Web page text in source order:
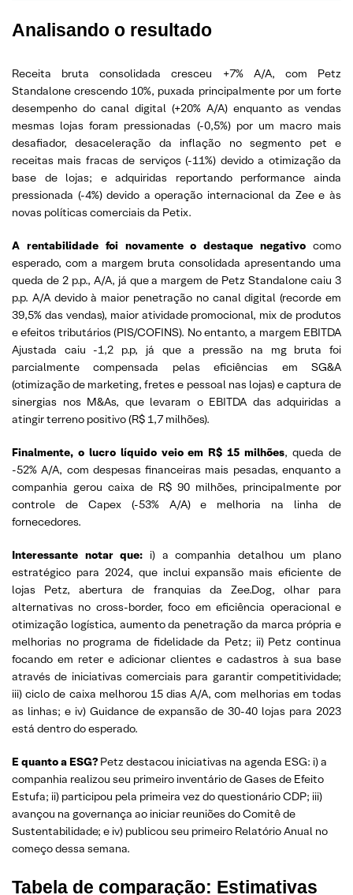
Analisando o resultado
Receita bruta consolidada cresceu +7% A/A, com Petz
Standalone crescendo 10%, puxada principalmente por um forte
desempenho do canal digital (+20% A/A) enquanto as vendas
mesmas lojas foram pressionadas (-0,5%) por um macro mais
desafiador, desaceleração da inflação no segmento pet e
receitas mais fracas de serviços (-11%) devido a otimização da
base de lojas; e adquiridas reportando performance ainda
pressionada (-4%) devido a operação internacional da Zee e às
novas políticas comerciais da Petix.
A rentabilidade foi novamente o destaque negativo como
esperado, com a margem bruta consolidada apresentando uma
queda de 2 p.p., A/A, já que a margem de Petz Standalone caiu 3
p.p. A/A devido à maior penetração no canal digital (recorde em
39,5% das vendas), maior atividade promocional, mix de produtos
e efeitos tributários (PIS/COFINS). No entanto, a margem EBITDA
Ajustada caiu -1,2 p.p, já que a pressão na mg bruta foi
parcialmente compensada pelas eficiências em SG&A
(otimização de marketing, fretes e pessoal nas lojas) e captura de
sinergias nos M&As, que levaram o EBITDA das adquiridas a
atingir terreno positivo (R$ 1,7 milhões).
Finalmente, o lucro líquido veio em R$ 15 milhões, queda de
-52% A/A, com despesas financeiras mais pesadas, enquanto a
companhia gerou caixa de R$ 90 milhões, principalmente por
controle de Capex (-53% A/A) e melhoria na linha de
fornecedores.
Interessante notar que: i) a companhia detalhou um plano
estratégico para 2024, que inclui expansão mais eficiente de
lojas Petz, abertura de franquias da Zee.Dog, olhar para
alternativas no cross-border, foco em eficiência operacional e
otimização logística, aumento da penetração da marca própria e
melhorias no programa de fidelidade da Petz; ii) Petz continua
focando em reter e adicionar clientes e cadastros à sua base
através de iniciativas comerciais para garantir competitividade;
iii) ciclo de caixa melhorou 15 dias A/A, com melhorias em todas
as linhas; e iv) Guidance de expansão de 30-40 lojas para 2023
está dentro do esperado.
E quanto a ESG? Petz destacou iniciativas na agenda ESG: i) a
companhia realizou seu primeiro inventário de Gases de Efeito
Estufa; ii) participou pela primeira vez do questionário CDP; iii)
avançou na governança ao iniciar reuniões do Comitê de
Sustentabilidade; e iv) publicou seu primeiro Relatório Anual no
começo dessa semana.
Tabela de comparação: Estimativas